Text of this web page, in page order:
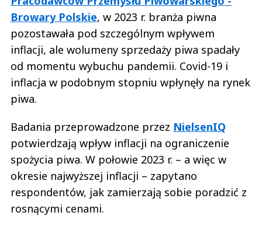
Browary Polskie, w 2023 r. branża piwna
pozostawała pod szczególnym wpływem
inflacji, ale wolumeny sprzedaży piwa spadały
od momentu wybuchu pandemii. Covid-19 i
inflacja w podobnym stopniu wpłynęły na rynek
piwa.
Badania przeprowadzone przez NielsenIQ
potwierdzają wpływ inflacji na ograniczenie
spożycia piwa. W połowie 2023 r. – a więc w
okresie najwyższej inflacji – zapytano
respondentów, jak zamierzają sobie poradzić z
rosnącymi cenami.